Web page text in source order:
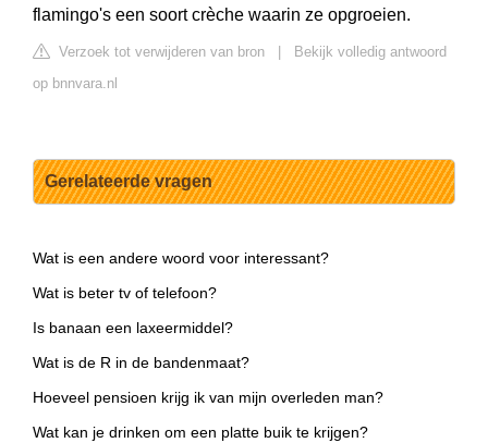
flamingo's een soort crèche waarin ze opgroeien.
Verzoek tot verwijderen van bron
Bekijk volledig antwoord
op bnnvara.nl
Gerelateerde vragen
Wat is een andere woord voor interessant?
Wat is beter tv of telefoon?
Is banaan een laxeermiddel?
Wat is de R in de bandenmaat?
Hoeveel pensioen krijg ik van mijn overleden man?
Wat kan je drinken om een platte buik te krijgen?